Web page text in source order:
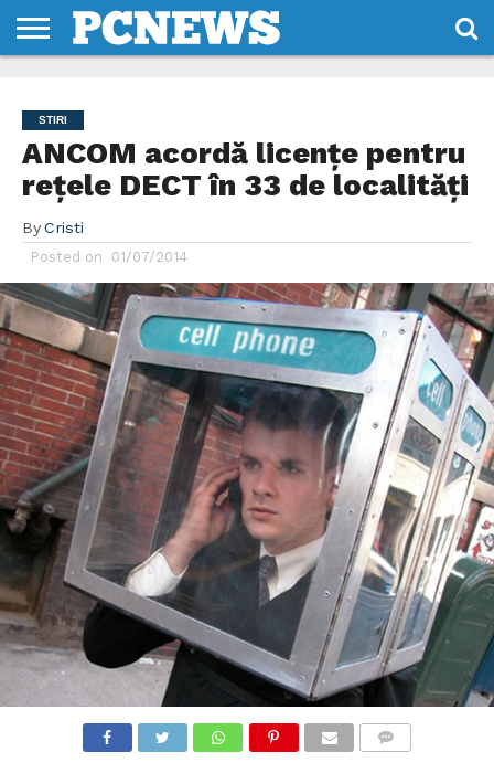
NOI
SI
CONDITII
STIRI
ANCOM acordă licenţe pentru
reţele DECT în 33 de localităţi
By Cristi
Posted on 01/07/2014